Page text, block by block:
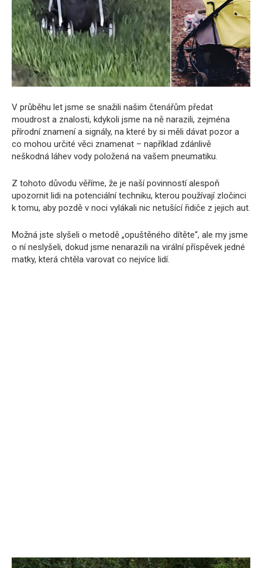
V průběhu let jsme se snažili našim čtenářům předat
moudrost a znalosti, kdykoli jsme na ně narazili, zejména
přírodní znamení a signály, na které by si měli dávat pozor a
co mohou určité věci znamenat – například zdánlivě
neškodná láhev vody položená na vašem pneumatiku.
Z tohoto důvodu věříme, že je naší povinností alespoň
upozornit lidi na potenciální techniku, kterou používají zločinci
k tomu, aby pozdě v noci vylákali nic netušící řidiče z jejich aut.
Možná jste slyšeli o metodě „opuštěného dítěte“, ale my jsme
o ní neslyšeli, dokud jsme nenarazili na virální příspěvek jedné
matky, která chtěla varovat co nejvíce lidí.